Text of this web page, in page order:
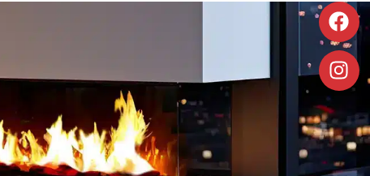
À poser
Découvrir
Foyer électrique
Découvrir